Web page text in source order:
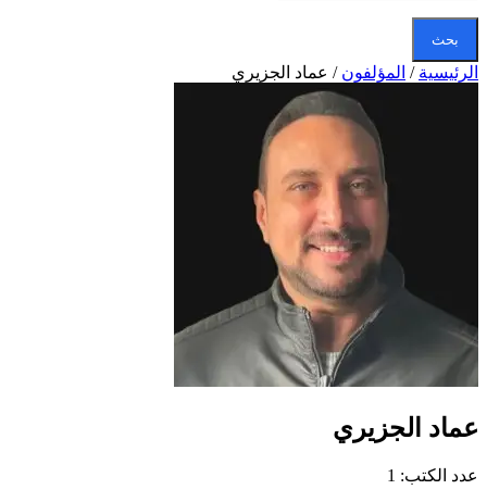
بحث
الرئيسية / المؤلفون / عماد الجزيري
عماد الجزيري
عدد الكتب: 1